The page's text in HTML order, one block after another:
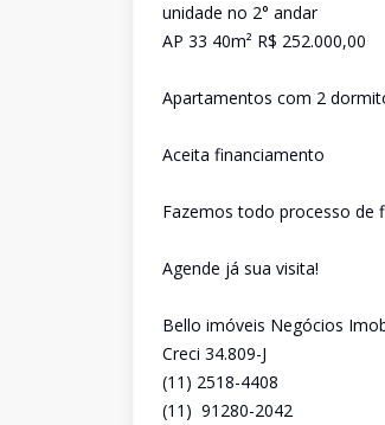
unidade no 2° andar
AP 33 40m² R$ 252.000,00
Apartamentos com 2
Aceita financiamento
Fazemos todo processo de
Agende já sua visita!
Bello imóveis Negócios
Creci 34.809-J
(11) 2518-4408
(11) 91280-2042